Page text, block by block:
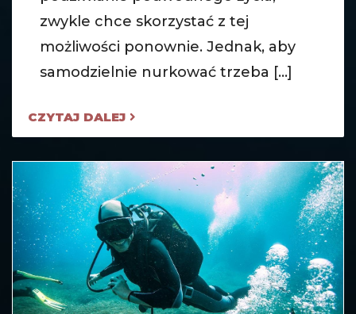
zwykle chce skorzystać z tej
możliwości ponownie. Jednak, aby
samodzielnie nurkować trzeba [...]
CZYTAJ DALEJ